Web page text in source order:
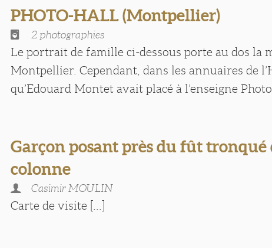
PHOTO-HALL (Montpellier)
2 photographies
Le portrait de famille ci-dessous porte au dos la
Montpellier. Cependant, dans les annuaires de
qu’Edouard Montet avait placé à l’enseigne
Garçon posant près du fût tronqué
colonne
Casimir MOULIN
Carte de visite [...]